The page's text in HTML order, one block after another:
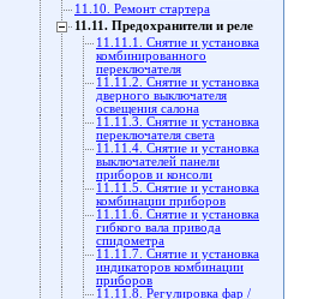
11.10. Ремонт стартера
11.11. Предохранители и реле
11.11.1. Снятие и установка
комбинированного
переключателя
11.11.2. Снятие и установка
дверного выключателя
освещения салона
11.11.3. Снятие и установка
переключателя света
11.11.4. Снятие и установка
выключателей панели
приборов и консоли
11.11.5. Снятие и установка
комбинации приборов
11.11.6. Снятие и установка
гибкого вала привода
спидометра
11.11.7. Снятие и установка
индикаторов комбинации
приборов
11.11.8. Регулировка фар /